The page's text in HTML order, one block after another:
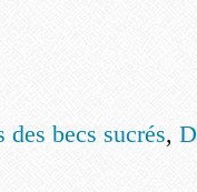
des becs sucrés,